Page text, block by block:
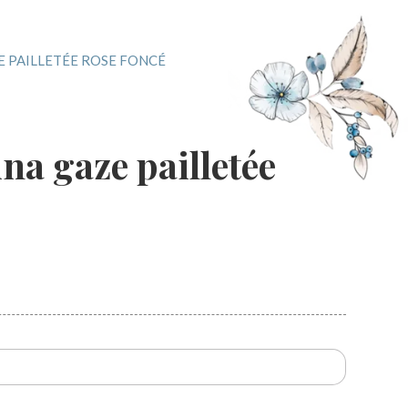
ROSE FONCÉ
gaze pailletée